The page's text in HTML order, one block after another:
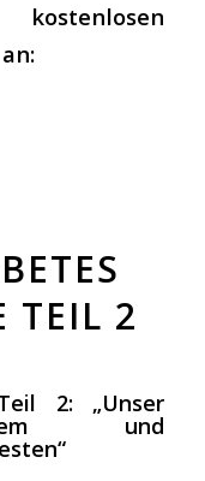
TEIL 2
2: „Unser
und